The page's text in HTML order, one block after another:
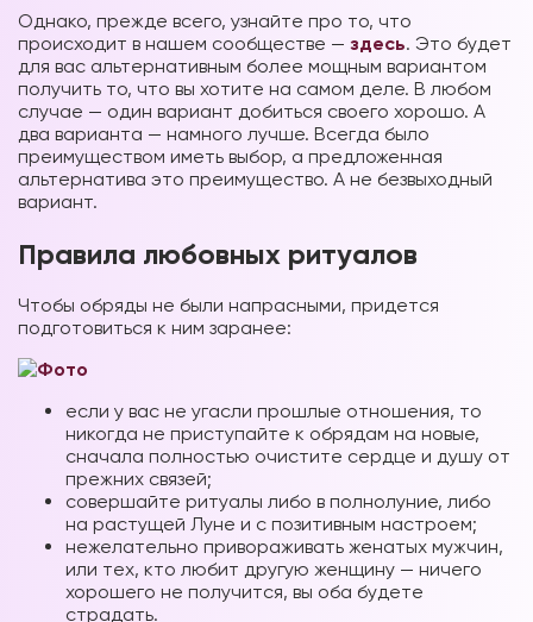
Однако, прежде всего, узнайте про то, что
происходит в нашем сообществе — здесь. Это будет
для вас альтернативным более мощным вариантом
получить то, что вы хотите на самом деле. В любом
случае — один вариант добиться своего хорошо. А
два варианта — намного лучше. Всегда было
преимуществом иметь выбор, а предложенная
альтернатива это преимущество. А не безвыходный
вариант.
Правила любовных ритуалов
Чтобы обряды не были напрасными, придется
подготовиться к ним заранее:
если у вас не угасли прошлые отношения, то
никогда не приступайте к обрядам на новые,
сначала полностью очистите сердце и душу от
прежних связей;
совершайте ритуалы либо в полнолуние, либо
на растущей Луне и с позитивным настроем;
нежелательно привораживать женатых мужчин,
или тех, кто любит другую женщину — ничего
хорошего не получится, вы оба будете
страдать.